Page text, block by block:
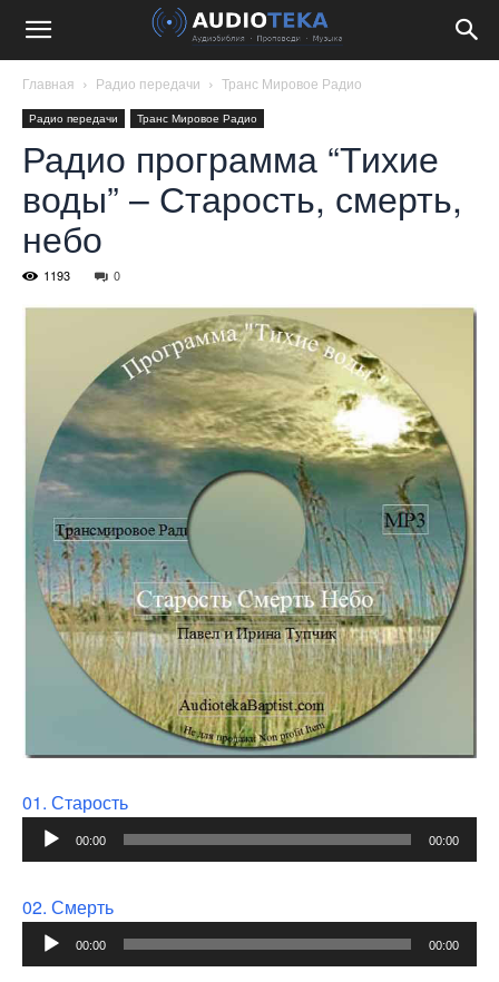
Главная Радио передачи Транс Мировое Радио
Радио передачи Транс Мировое Радио
Радио программа “Тихие
воды” – Старость, смерть,
небо
1193 0
01. Старость
Audio
Player
00:00 00:00
02. Смерть
Audio
Player
00:00 00:00